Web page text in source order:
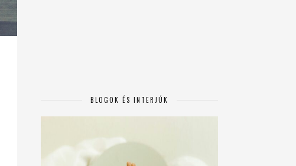
BLOGOK ÉS INTERJÚK